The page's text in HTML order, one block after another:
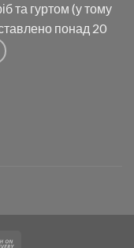
та гуртом (у тому
понад 20